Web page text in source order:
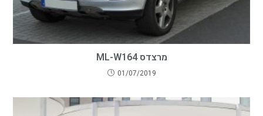
מרצדס ML-W164
01/07/2019